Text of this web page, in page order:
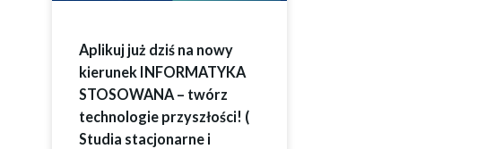
Aplikuj już dziś na nowy
kierunek INFORMATYKA
STOSOWANA – twórz
technologie przyszłości! (
Studia stacjonarne i